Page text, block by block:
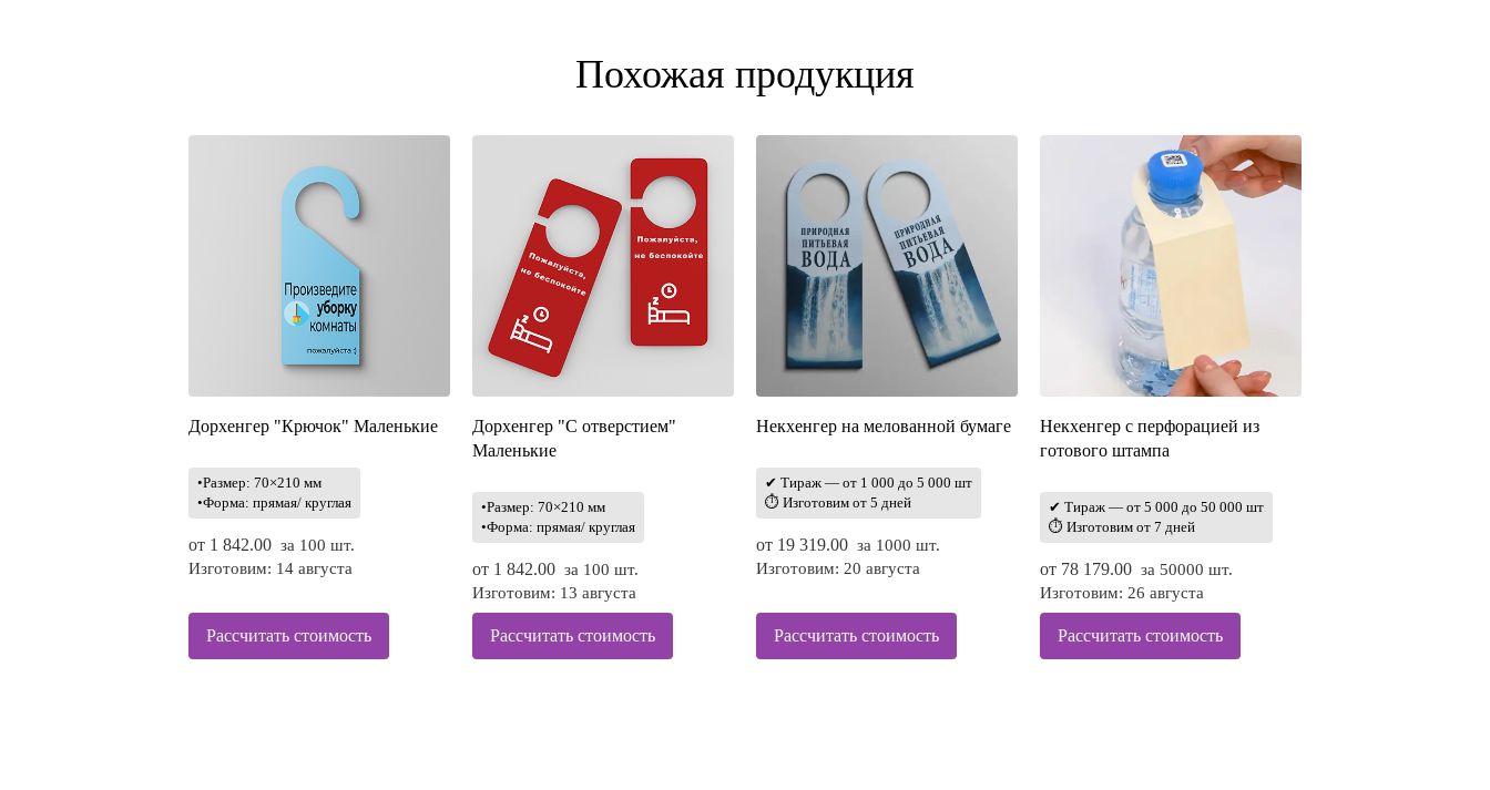
Похожая продукция
Дорхенгер "Крючок" Маленькие
•Размер: 70×210 мм
•Форма: прямая/ круглая
от 1 842.00 за 100 шт.
Изготовим: 14 августа
Рассчитать стоимость
Дорхенгер "С отверстием"
Маленькие
•Размер: 70×210 мм
•Форма: прямая/ круглая
от 1 842.00 за 100 шт.
Изготовим: 13 августа
Рассчитать стоимость
Некхенгер на мелованной бумаге
✔ Тираж — от 1 000 до 5 000 шт
⏱ Изготовим от 5 дней
от 19 319.00 за 1000 шт.
Изготовим: 20 августа
Рассчитать стоимость
Некхенгер с перфорацией из
готового штампа
✔ Тираж — от 5 000 до 50 000 шт
⏱ Изготовим от 7 дней
от 78 179.00 за 50000 шт.
Изготовим: 26 августа
Рассчитать стоимость